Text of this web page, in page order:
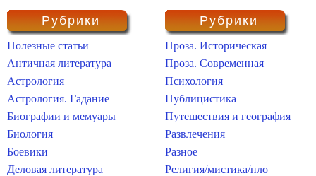
Рубрики
Полезные статьи
Античная литература
Астрология
Астрология. Гадание
Биографии и мемуары
Биология
Боевики
Деловая литература
Рубрики
Проза. Историческая
Проза. Современная
Психология
Публицистика
Путешествия и география
Развлечения
Разное
Религия/мистика/нло